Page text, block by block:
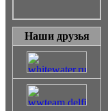
Наши друзья